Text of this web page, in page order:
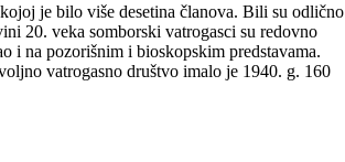
je bilo više desetina članova. Bili su odlično
20. veka somborski vatrogasci su redovno
i na pozorišnim i bioskopskim predstavama.
vatrogasno društvo imalo je 1940. g. 160